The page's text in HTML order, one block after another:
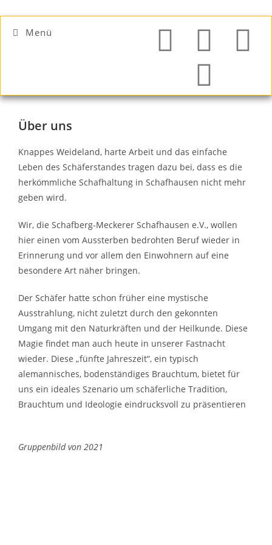
Menü
Über uns
Knappes Weideland, harte Arbeit und das einfache
Leben des Schäferstandes tragen dazu bei, dass es die
herkömmliche Schafhaltung in Schafhausen nicht mehr
geben wird.
Wir, die Schafberg-Meckerer Schafhausen e.V., wollen
hier einen vom Aussterben bedrohten Beruf wieder in
Erinnerung und vor allem den Einwohnern auf eine
besondere Art näher bringen.
Der Schäfer hatte schon früher eine mystische
Ausstrahlung, nicht zuletzt durch den gekonnten
Umgang mit den Naturkräften und der Heilkunde. Diese
Magie findet man auch heute in unserer Fastnacht
wieder. Diese „fünfte Jahreszeit“, ein typisch
alemannisches, bodenständiges Brauchtum, bietet für
uns ein ideales Szenario um schäferliche Tradition,
Brauchtum und Ideologie eindrucksvoll zu präsentieren
Gruppenbild von 2021